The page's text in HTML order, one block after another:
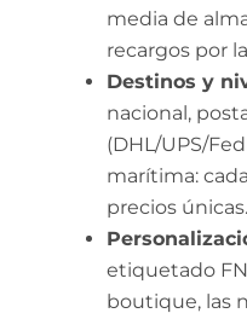
media de
recargos por
Destinos y
nacional,
(DHL/UPS/
marítima:
precios únicas.
etiquetado
boutique, las